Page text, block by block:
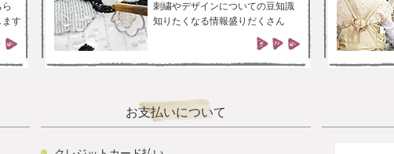
ます
刺繍やデザインについての豆知識
知りたくなる情報盛りだくさん
お支払いについて